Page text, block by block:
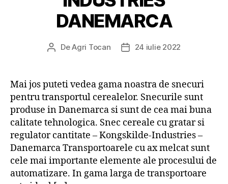
DANEMARCA
Autor
DeAgri Tocan
Dată24 iulie 2022
Mai jos puteti vedea gama noastra de snecuri
pentru transportul cerealelor. Snecurile sunt
produse in Danemarca si sunt de cea mai buna
calitate tehnologica. Snec cereale cu gratar si
regulator cantitate – Kongskilde-Industries –
Danemarca Transportoarele cu ax melcat sunt
cele mai importante elemente ale procesului de
automatizare. In gama larga de transportoare